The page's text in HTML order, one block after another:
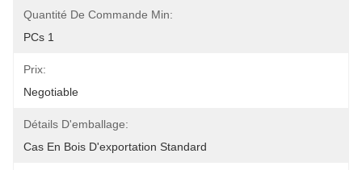
Quantité De Commande Min:
PCs 1
Prix:
Negotiable
Détails D'emballage:
Cas En Bois D'exportation Standard